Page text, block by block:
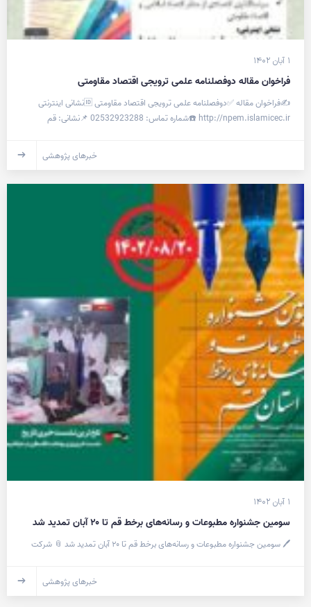
۱ آبان ۱۴۰۲
فراخوان مقاله دوفصلنامه علمی ترویجی اقتصاد مقاومتی
✍️فراخوان مقاله ✅دوفصلنامه علمی ترویجی اقتصاد مقاومتی 🆔نشانی اینترنتی
http://npem.islamicec.ir ☎️شماره تماس: 02532923288 📌نشانی: قم
خبرهای پژوهشی
۱ آبان ۱۴۰۲
سومین جشنواره مطبوعات و رسانه‌های برخط قم تا ۲۰ آبان تمدید شد
🖊 سومین جشنواره مطبوعات و رسانه‌های برخط قم تا ۲۰ آبان تمدید شد 📎 شرکت
خبرهای پژوهشی